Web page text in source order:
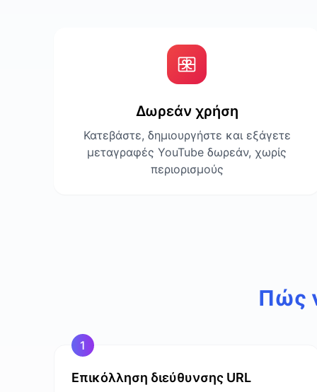
Δωρεάν χρήση
Κατεβάστε, δημιουργήστε και εξάγετε
μεταγραφές YouTube δωρεάν, χωρίς
περιορισμούς
Πώς
1
Επικόλληση διεύθυνσης URL